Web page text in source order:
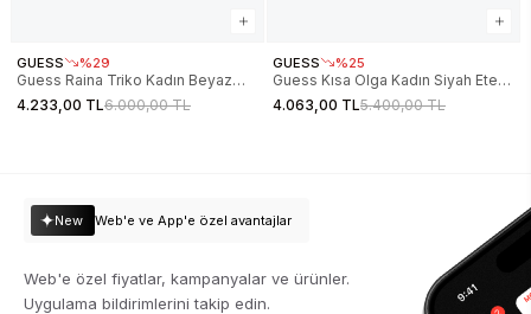
GUESS %29
Guess Raina Triko Kadın Beyaz
Etek W6RD75Z4422-G012
4.233,00 TL6.000,00 TL
GUESS %25
Guess Kısa Olga Kadın Siyah Etek
W6RD57KCMU2-JBLK
4.063,00 TL5.400,00 TL
New Web'e ve App'e özel avantajlar
Web'e özel fiyatlar, kampanyalar ve ürünler.
Uygulama bildirimlerini takip edin.